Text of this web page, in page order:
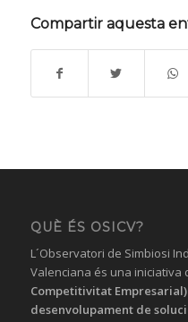
Compartir aquesta
QUÈ ÉS OSICV?
L´Observatori de Simbiosi
Valenciana és una iniciativa
Competitivitat Empresarial)
desenvolupament de